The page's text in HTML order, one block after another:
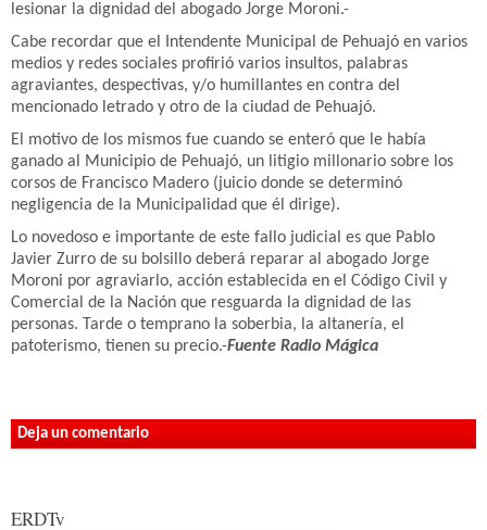
lesionar la dignidad del abogado Jorge Moroni.-
Cabe recordar que el Intendente Municipal de Pehuajó en varios
medios y redes sociales profirió varios insultos, palabras
agraviantes, despectivas, y/o humillantes en contra del
mencionado letrado y otro de la ciudad de Pehuajó.
El motivo de los mismos fue cuando se enteró que le había
ganado al Municipio de Pehuajó, un litigio millonario sobre los
corsos de Francisco Madero (juicio donde se determinó
negligencia de la Municipalidad que él dirige).
Lo novedoso e importante de este fallo judicial es que Pablo
Javier Zurro de su bolsillo deberá reparar al abogado Jorge
Moroni por agraviarlo, acción establecida en el Código Civil y
Comercial de la Nación que resguarda la dignidad de las
personas. Tarde o temprano la soberbia, la altanería, el
patoterismo, tienen su precio.-Fuente Radio Mágica
Deja un comentario
ERDTv